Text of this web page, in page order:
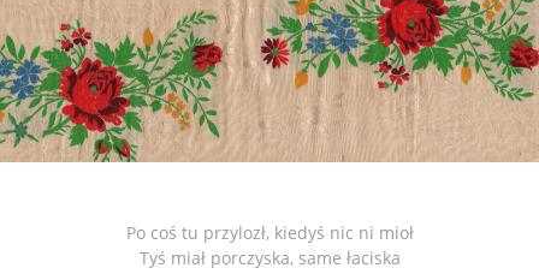
Po coś tu przylozł, kiedyś nic ni mioł
Tyś miał porczyska, same łaciska